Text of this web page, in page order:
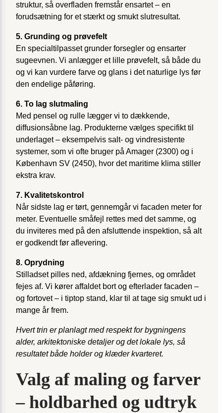
struktur, så overfladen fremstår ensartet – en
forudsætning for et stærkt og smukt slutresultat.
5. Grunding og prøvefelt
En specialtilpasset grunder forsegler og ensarter
sugeevnen. Vi anlægger et lille prøvefelt, så både du
og vi kan vurdere farve og glans i det naturlige lys før
den endelige påføring.
6. To lag slutmaling
Med pensel og rulle lægger vi to dækkende,
diffusionsåbne lag. Produkterne vælges specifikt til
underlaget – eksempelvis salt- og vind­resistente
systemer, som vi ofte bruger på Amager (2300) og i
København SV (2450), hvor det maritime klima stiller
ekstra krav.
7. Kvalitetskontrol
Når sidste lag er tørt, gennemgår vi facaden meter for
meter. Eventuelle småfejl rettes med det samme, og
du inviteres med på den afsluttende inspektion, så alt
er godkendt før aflevering.
8. Oprydning
Stilladset pilles ned, afdækning fjernes, og området
fejes af. Vi kører affaldet bort og efterlader facaden –
og fortovet – i tiptop stand, klar til at tage sig smukt ud i
mange år frem.
Hvert trin er planlagt med respekt for bygningens
alder, arkitektoniske detaljer og det lokale lys, så
resultatet både holder og klæder kvarteret.
Valg af maling og farver
– holdbarhed og udtryk